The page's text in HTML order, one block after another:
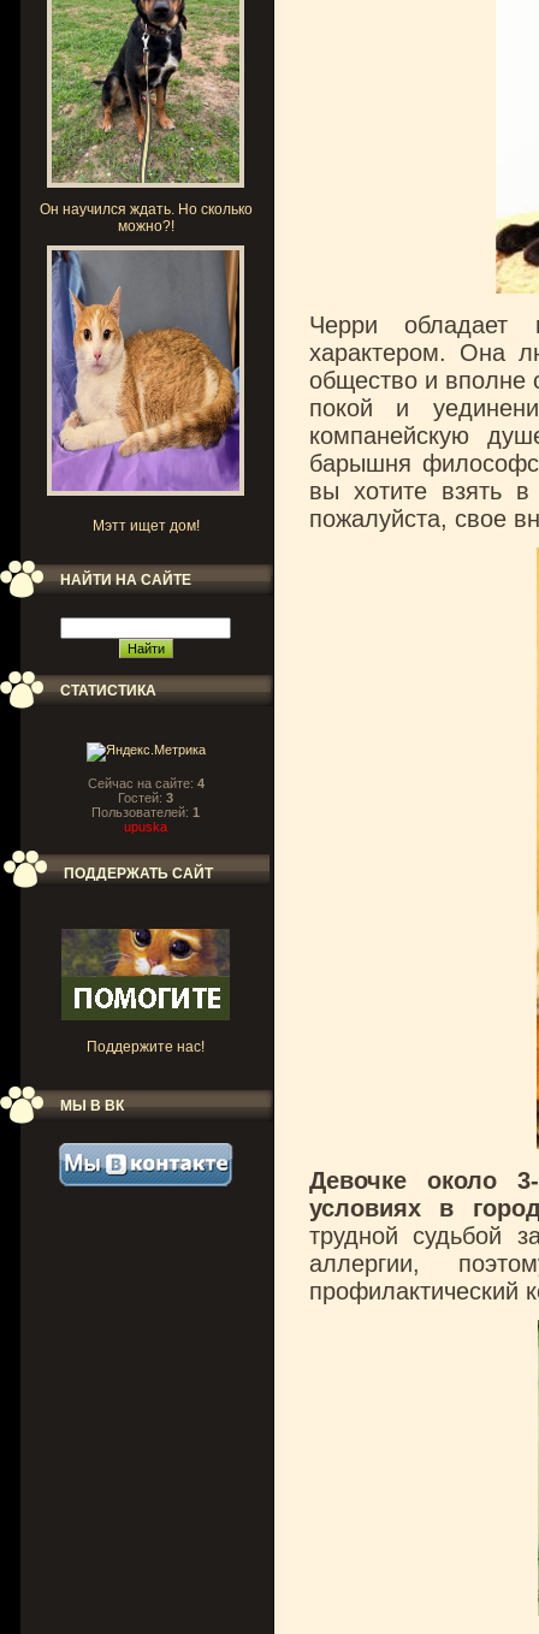
Он научился ждать. Но сколько
можно?!
Мэтт ищет дом!
НАЙТИ НА САЙТЕ
СТАТИСТИКА
Сейчас на сайте: 4
Гостей: 3
Пользователей: 1
upuska
ПОДДЕРЖАТЬ САЙТ
Поддержите нас!
МЫ В ВК
Черри обладает
характером. Она
общество и вполне
покой и
компанейскую
барышня
вы хотите взять
пожалуйста, свое
Девочке около
условиях в
трудной судьбой
аллергии,
профилактический